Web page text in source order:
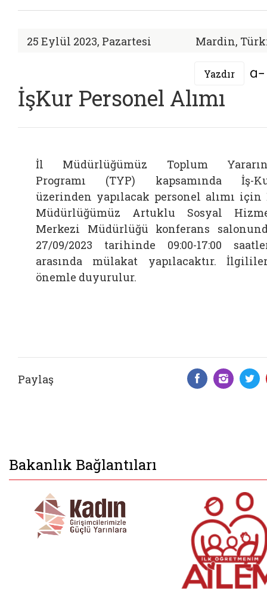
25 Eylül 2023, Pazartesi Mardin,
Yazdır
İşKur Personel Alımı
İl Müdürlüğümüz Toplum
Programı (TYP) kapsamında İş-
üzerinden yapılacak personel alımı için
Müdürlüğümüz Artuklu Sosyal
Merkezi Müdürlüğü konferans
27/09/2023 tarihinde 09:00-17:00
arasında mülakat yapılacaktır.
önemle duyurulur.
Paylaş
Bakanlık Bağlantıları